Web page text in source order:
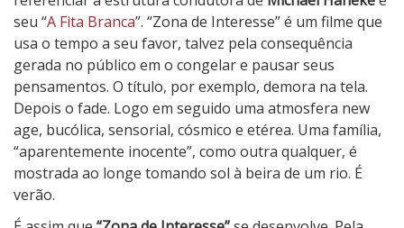
seu “A Fita Branca”. “Zona de Interesse” é um filme que
usa o tempo a seu favor, talvez pela consequência
gerada no público em o congelar e pausar seus
pensamentos. O título, por exemplo, demora na tela.
Depois o fade. Logo em seguido uma atmosfera new
age, bucólica, sensorial, cósmico e etérea. Uma família,
“aparentemente inocente”, como outra qualquer, é
mostrada ao longe tomando sol à beira de um rio. É
verão.